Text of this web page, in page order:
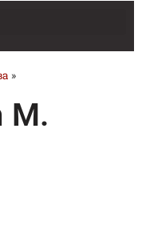
»
М.